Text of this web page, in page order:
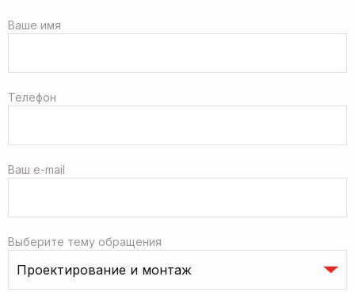
Ваше имя
Телефон
Ваш e-mail
Выберите тему обращения